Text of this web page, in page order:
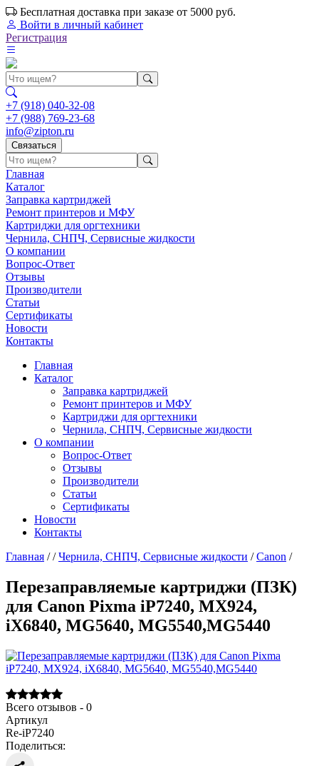
Бесплатная доставка при заказе от 5000 руб.
Войти в личный кабинет
Регистрация
+7 (918) 040-32-08
+7 (988) 769-23-68
info@zipton.ru
Связаться
Главная
Каталог
Заправка картриджей
Ремонт принтеров и МФУ
Картриджи для оргтехники
Чернила, СНПЧ, Сервисные жидкости
О компании
Вопрос-Ответ
Отзывы
Производители
Статьи
Сертификаты
Новости
Контакты
Главная
Каталог
Заправка картриджей
Ремонт принтеров и МФУ
Картриджи для оргтехники
Чернила, СНПЧ, Сервисные жидкости
О компании
Вопрос-Ответ
Отзывы
Производители
Статьи
Сертификаты
Новости
Контакты
Главная / / Чернила, СНПЧ, Сервисные жидкости / Canon /
Перезаправляемые картриджи (ПЗК)
для Canon Pixma iP7240, MX924,
iX6840, MG5640, MG5540,MG5440
Всего отзывов - 0
Артикул
Re-iP7240
Поделиться: